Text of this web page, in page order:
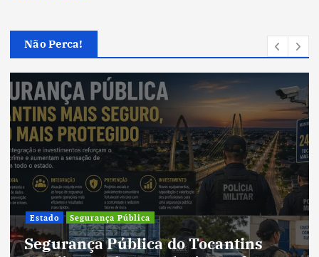
Não Perca!
Estado Segurança Pública
Segurança Pública do Tocantins